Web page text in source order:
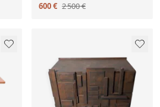
600 € 2 500 €